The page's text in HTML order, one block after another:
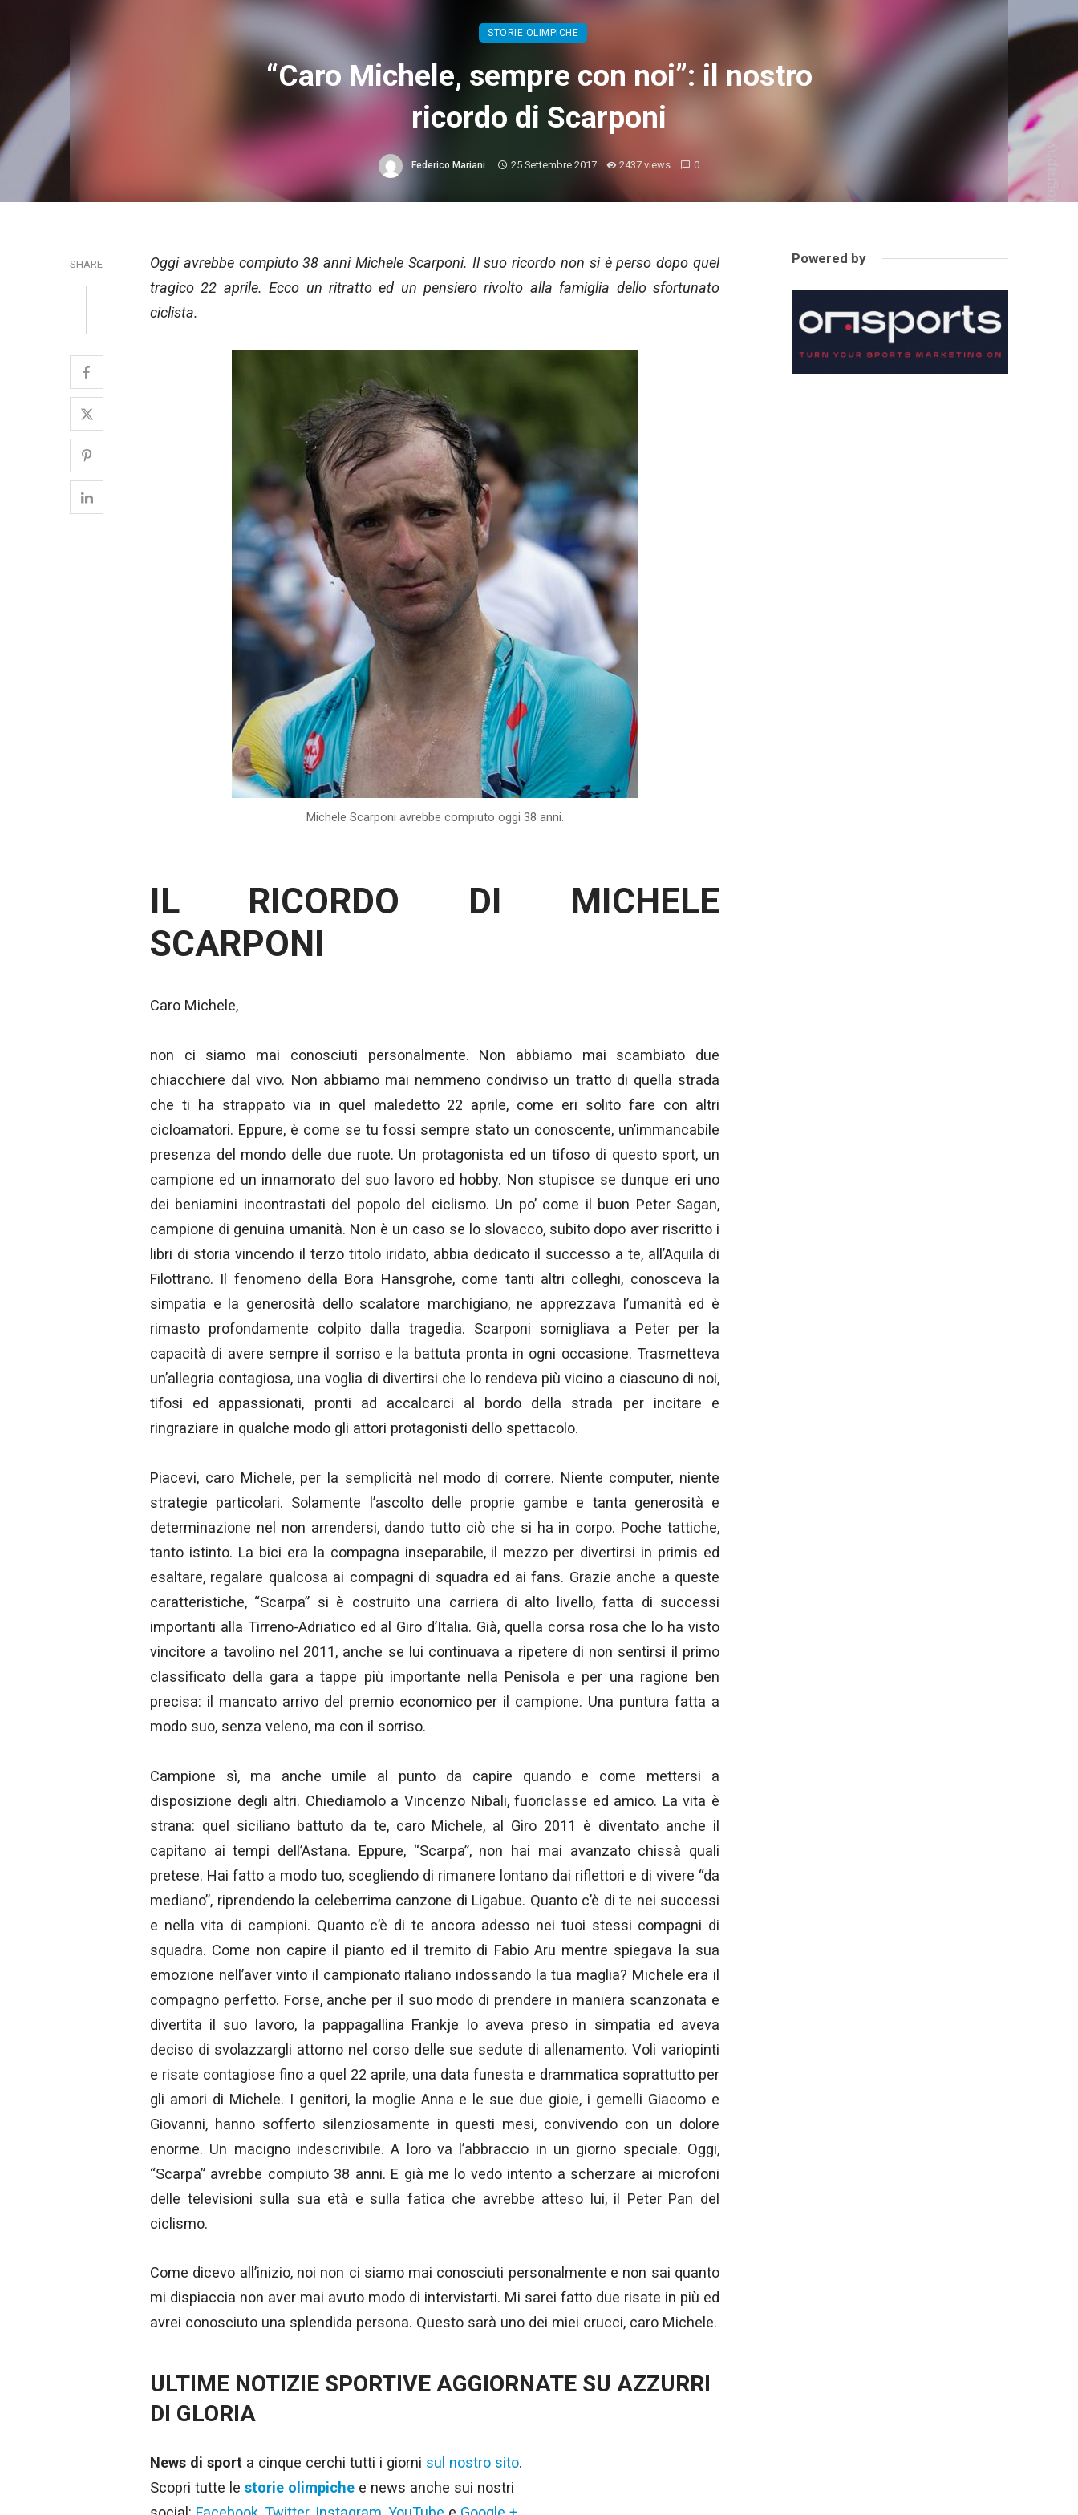
STORIE OLIMPICHE
“Caro Michele, sempre con noi”: il nostro
ricordo di Scarponi
Federico Mariani 25 Settembre 2017 2437 views 0
SHARE
Oggi avrebbe compiuto 38 anni Michele Scarponi. Il suo ricordo non si è perso dopo quel
tragico 22 aprile. Ecco un ritratto ed un pensiero rivolto alla famiglia dello sfortunato
ciclista.
Michele Scarponi avrebbe compiuto oggi 38 anni.
IL RICORDO DI MICHELE
SCARPONI
Caro Michele,
non ci siamo mai conosciuti personalmente. Non abbiamo mai scambiato due
chiacchiere dal vivo. Non abbiamo mai nemmeno condiviso un tratto di quella strada
che ti ha strappato via in quel maledetto 22 aprile, come eri solito fare con altri
cicloamatori. Eppure, è come se tu fossi sempre stato un conoscente, un’immancabile
presenza del mondo delle due ruote. Un protagonista ed un tifoso di questo sport, un
campione ed un innamorato del suo lavoro ed hobby. Non stupisce se dunque eri uno
dei beniamini incontrastati del popolo del ciclismo. Un po’ come il buon Peter Sagan,
campione di genuina umanità. Non è un caso se lo slovacco, subito dopo aver riscritto i
libri di storia vincendo il terzo titolo iridato, abbia dedicato il successo a te, all’Aquila di
Filottrano. Il fenomeno della Bora Hansgrohe, come tanti altri colleghi, conosceva la
simpatia e la generosità dello scalatore marchigiano, ne apprezzava l’umanità ed è
rimasto profondamente colpito dalla tragedia. Scarponi somigliava a Peter per la
capacità di avere sempre il sorriso e la battuta pronta in ogni occasione. Trasmetteva
un’allegria contagiosa, una voglia di divertirsi che lo rendeva più vicino a ciascuno di noi,
tifosi ed appassionati, pronti ad accalcarci al bordo della strada per incitare e
ringraziare in qualche modo gli attori protagonisti dello spettacolo.
Piacevi, caro Michele, per la semplicità nel modo di correre. Niente computer, niente
strategie particolari. Solamente l’ascolto delle proprie gambe e tanta generosità e
determinazione nel non arrendersi, dando tutto ciò che si ha in corpo. Poche tattiche,
tanto istinto. La bici era la compagna inseparabile, il mezzo per divertirsi in primis ed
esaltare, regalare qualcosa ai compagni di squadra ed ai fans. Grazie anche a queste
caratteristiche, “Scarpa” si è costruito una carriera di alto livello, fatta di successi
importanti alla Tirreno-Adriatico ed al Giro d’Italia. Già, quella corsa rosa che lo ha visto
vincitore a tavolino nel 2011, anche se lui continuava a ripetere di non sentirsi il primo
classificato della gara a tappe più importante nella Penisola e per una ragione ben
precisa: il mancato arrivo del premio economico per il campione. Una puntura fatta a
modo suo, senza veleno, ma con il sorriso.
Campione sì, ma anche umile al punto da capire quando e come mettersi a
disposizione degli altri. Chiediamolo a Vincenzo Nibali, fuoriclasse ed amico. La vita è
strana: quel siciliano battuto da te, caro Michele, al Giro 2011 è diventato anche il
capitano ai tempi dell’Astana. Eppure, “Scarpa”, non hai mai avanzato chissà quali
pretese. Hai fatto a modo tuo, scegliendo di rimanere lontano dai riflettori e di vivere “da
mediano”, riprendendo la celeberrima canzone di Ligabue. Quanto c’è di te nei successi
e nella vita di campioni. Quanto c’è di te ancora adesso nei tuoi stessi compagni di
squadra. Come non capire il pianto ed il tremito di Fabio Aru mentre spiegava la sua
emozione nell’aver vinto il campionato italiano indossando la tua maglia? Michele era il
compagno perfetto. Forse, anche per il suo modo di prendere in maniera scanzonata e
divertita il suo lavoro, la pappagallina Frankje lo aveva preso in simpatia ed aveva
deciso di svolazzargli attorno nel corso delle sue sedute di allenamento. Voli variopinti
e risate contagiose fino a quel 22 aprile, una data funesta e drammatica soprattutto per
gli amori di Michele. I genitori, la moglie Anna e le sue due gioie, i gemelli Giacomo e
Giovanni, hanno sofferto silenziosamente in questi mesi, convivendo con un dolore
enorme. Un macigno indescrivibile. A loro va l’abbraccio in un giorno speciale. Oggi,
“Scarpa” avrebbe compiuto 38 anni. E già me lo vedo intento a scherzare ai microfoni
delle televisioni sulla sua età e sulla fatica che avrebbe atteso lui, il Peter Pan del
ciclismo.
Come dicevo all’inizio, noi non ci siamo mai conosciuti personalmente e non sai quanto
mi dispiaccia non aver mai avuto modo di intervistarti. Mi sarei fatto due risate in più ed
avrei conosciuto una splendida persona. Questo sarà uno dei miei crucci, caro Michele.
ULTIME NOTIZIE SPORTIVE AGGIORNATE SU AZZURRI
DI GLORIA
News di sport a cinque cerchi tutti i giorni sul nostro sito.
Scopri tutte le storie olimpiche e news anche sui nostri
Powered by